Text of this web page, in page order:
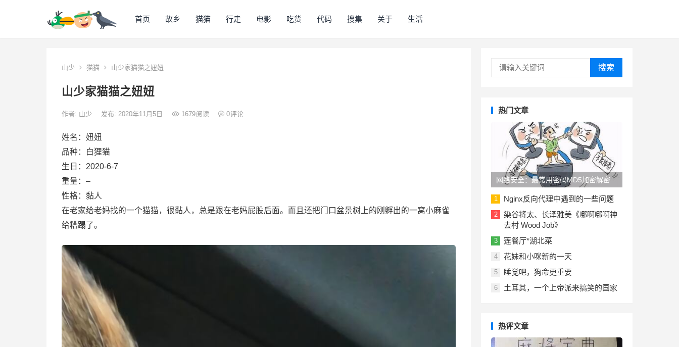
首页 故乡 猫猫 行走 电影 吃货 代码 搜集 关于 生活
山少 猫猫 山少家猫猫之妞妞
山少家猫猫之妞妞
作者: 山少 发布: 2020年11月5日 1679阅读 0评论
姓名：妞妞
品种：白狸猫
生日：2020-6-7
重量：–
性格：黏人
在老家给老妈找的一个猫猫，很黏人，总是跟在老妈屁股后面。而且还把门口盆景树上的刚孵出的一窝小麻雀
给糟蹋了。
搜索
热门文章
网络安全：最常用密码MD5加密解密
1 Nginx反向代理中遇到的一些问题
2
染谷将太、长泽雅美《哪啊哪啊神
去村 Wood Job》
3 莲餐厅*湖北菜
4 花妹和小咪新的一天
5 睡觉吧，狗命更重要
6 土耳其，一个上帝派来搞笑的国家
热评文章